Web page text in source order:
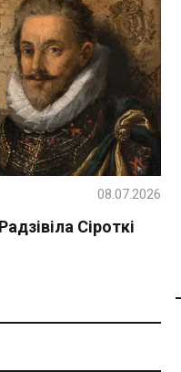
Сіроткі
08.07.2026